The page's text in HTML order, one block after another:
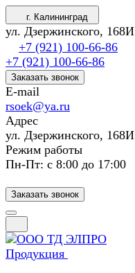
г. Калининград
ул. Дзержинского, 168И
+7 (921) 100-66-86
+7 (921) 100-66-86
Заказать звонок
E-mail
rsoek@ya.ru
Адрес
ул. Дзержинского, 168И
Режим работы
Пн-Пт: с 8:00 до 17:00
Заказать звонок
Продукция